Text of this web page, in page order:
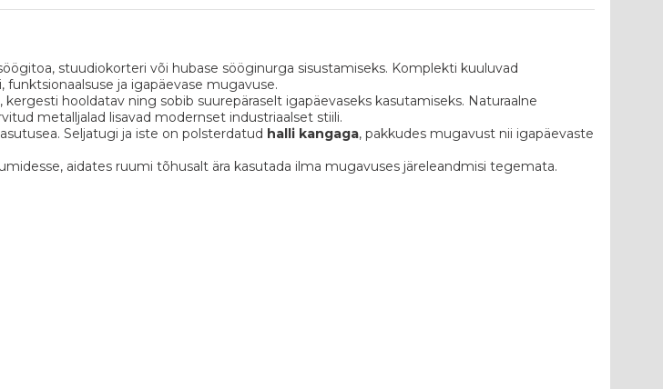
stuudiokorteri või hubase sööginurga sisustamiseks. Komplekti kuuluvad
funktsionaalsuse ja igapäevase mugavuse.
kergesti hooldatav ning sobib suurepäraselt igapäevaseks kasutamiseks. Naturaalne
metalljalad lisavad modernset industriaalset stiili.
Seljatugi ja iste on polsterdatud halli kangaga, pakkudes mugavust nii igapäevaste
aidates ruumi tõhusalt ära kasutada ilma mugavuses järeleandmisi tegemata.